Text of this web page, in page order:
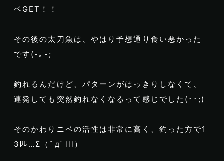
ベGET！！
その後の太刀魚は、やはり予想通り食い悪かった
です(-｡-;
釣れるんだけど、パターンがはっきりしなくて、
連発しても突然釣れなくなるって感じでした(･･;)
そのかわりニベの活性は非常に高く、釣った方で1
3匹…Σ（ﾟдﾟlll）